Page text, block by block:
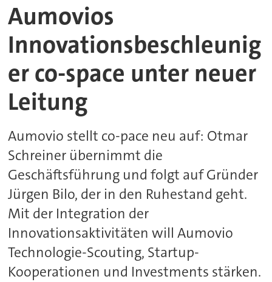
Aumovios
Innovationsbeschleunig
er co-space unter neuer
Leitung
Aumovio stellt co-pace neu auf: Otmar
Schreiner übernimmt die
Geschäftsführung und folgt auf Gründer
Jürgen Bilo, der in den Ruhestand geht.
Mit der Integration der
Innovationsaktivitäten will Aumovio
Technologie-Scouting, Startup-
Kooperationen und Investments stärken.